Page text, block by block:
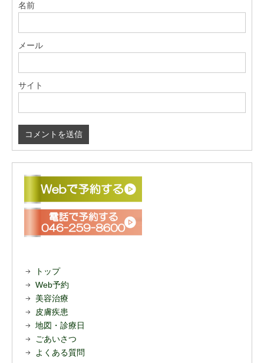
名前
メール
サイト
トップ
Web予約
美容治療
皮膚疾患
地図・診療日
ごあいさつ
よくある質問